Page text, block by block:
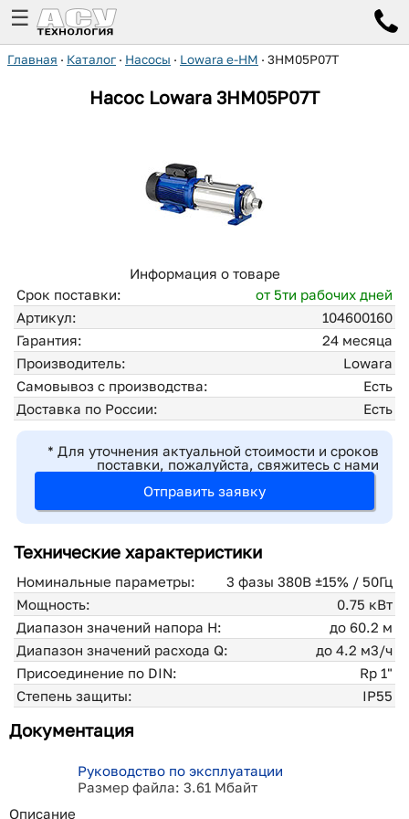
☰
Главная · Каталог · Насосы · Lowara e-HM · 3HM05P07T
Насос Lowara 3HM05P07T
Информация о товаре
Срок поставки:
от 5ти рабочих дней
Артикул:
104600160
Гарантия:
24 месяца
Производитель:
Lowara
Самовывоз с производства:
Есть
Доставка по России:
Есть
* Для уточнения актуальной стоимости и сроков
поставки, пожалуйста, свяжитесь с нами
Отправить заявку
Технические характеристики
Номинальные параметры:
3 фазы 380В ±15% / 50Гц
Мощность:
0.75 кВт
Диапазон значений напора H:
до 60.2 м
Диапазон значений расхода Q:
до 4.2 м3/ч
Присоединение по DIN:
Rp 1"
Степень защиты:
IP55
Документация
Руководство по эксплуатации
Размер файла: 3.61 Мбайт
Описание